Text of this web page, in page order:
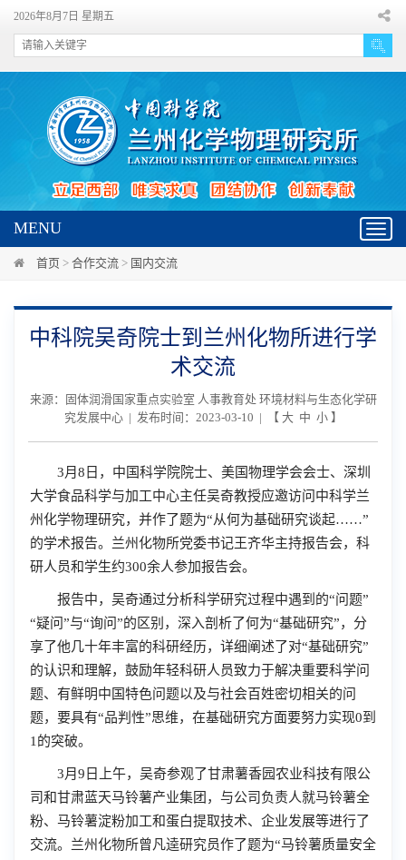
2026年8月7日 星期五
MENU
首页 > 合作交流 > 国内交流
中科院吴奇院士到兰州化物所进行学
术交流
来源：固体润滑国家重点实验室 人事教育处 环境材料与生态化学研
究发展中心 | 发布时间：2023-03-10 | 【 大 中 小】
3月8日，中国科学院院士、美国物理学会会士、深圳
大学食品科学与加工中心主任吴奇教授应邀访问中科学兰
州化学物理研究，并作了题为“从何为基础研究谈起……”
的学术报告。兰州化物所党委书记王齐华主持报告会，科
研人员和学生约300余人参加报告会。
报告中，吴奇通过分析科学研究过程中遇到的“问题”
“疑问”与“询问”的区别，深入剖析了何为“基础研究”，分
享了他几十年丰富的科研经历，详细阐述了对“基础研究”
的认识和理解，鼓励年轻科研人员致力于解决重要科学问
题、有鲜明中国特色问题以及与社会百姓密切相关的问
题，要具有“品判性”思维，在基础研究方面要努力实现0到
1的突破。
3月9日上午，吴奇参观了甘肃薯香园农业科技有限公
司和甘肃蓝天马铃薯产业集团，与公司负责人就马铃薯全
粉、马铃薯淀粉加工和蛋白提取技术、企业发展等进行了
交流。兰州化物所曾凡逵研究员作了题为“马铃薯质量安全